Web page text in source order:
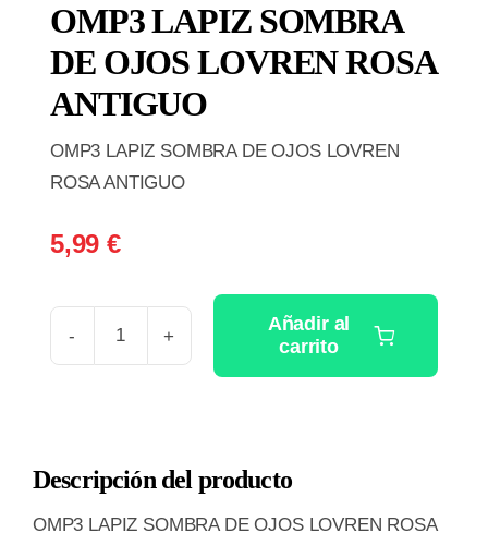
OMP3 LAPIZ SOMBRA
DE OJOS LOVREN ROSA
ANTIGUO
OMP3 LAPIZ SOMBRA DE OJOS LOVREN
ROSA ANTIGUO
5,99 €
OJOS
Añadir al
carrito
Descripción del producto
OMP3 LAPIZ SOMBRA DE OJOS LOVREN ROSA